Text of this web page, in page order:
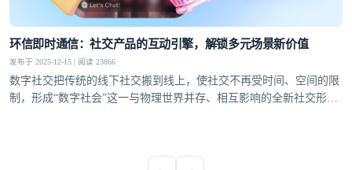
环信即时通信：社交产品的互动引擎，解锁多元场景新价值
发布于 2025-12-15 | 阅读 23866
数字社交把传统的线下社交搬到线上，使社交不再受时间、空间的限
制，形成“数字社会”这一与物理世界并存、相互影响的全新社交形